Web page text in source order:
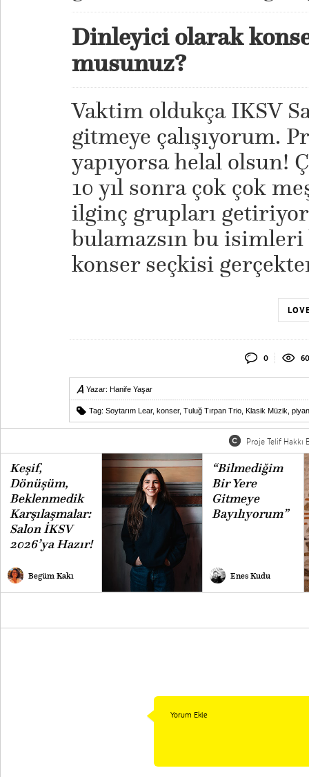
Dinleyici olarak
musunuz?
Vaktim oldukça IKSV
gitmeye çalışıyorum.
yapıyorsa helal olsun!
10 yıl sonra çok çok
ilginç grupları
bulamazsın bu
konser seçkisi
0
Yazar: Hanife Yaşar
Tag: Soytarım Lear, konser, Tuluğ Tırpan Trio Klasik Müzik
Proje Telif Hakkı
Keşif,
Dönüşüm,
Beklenmedik
Karşılaşmalar:
Salon İKSV
2026’ya Hazır!
Begüm Kakı
“Bilmediğim
Bir Yere
Gitmeye
Bayılıyorum”
Enes Kudu